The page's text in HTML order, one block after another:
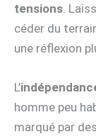
tensions .
céder du
une réflexion
L’
homme peu
marqué par des